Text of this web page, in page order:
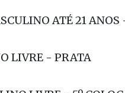
LIVRE - 6º
ATÉ 21 ANOS